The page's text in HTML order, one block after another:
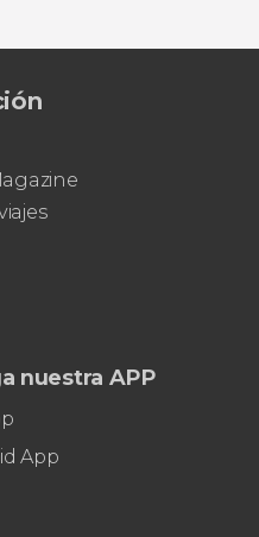
nuestra APP
App